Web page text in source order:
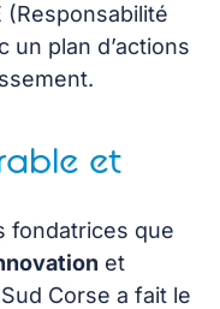
(Responsabilité
un plan d’actions
et
fondatrices que
et
Corse a fait le